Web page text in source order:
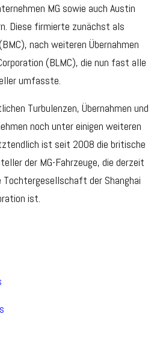
MG sowie auch Austin
Diese firmierte zunächst als
nach weiteren Übernahmen
(BLMC), die nun fast alle
umfasste.
Turbulenzen, Übernahmen und
noch unter einigen weiteren
ist seit 2008 die britische
der MG-Fahrzeuge, die derzeit
der Shanghai
ist.